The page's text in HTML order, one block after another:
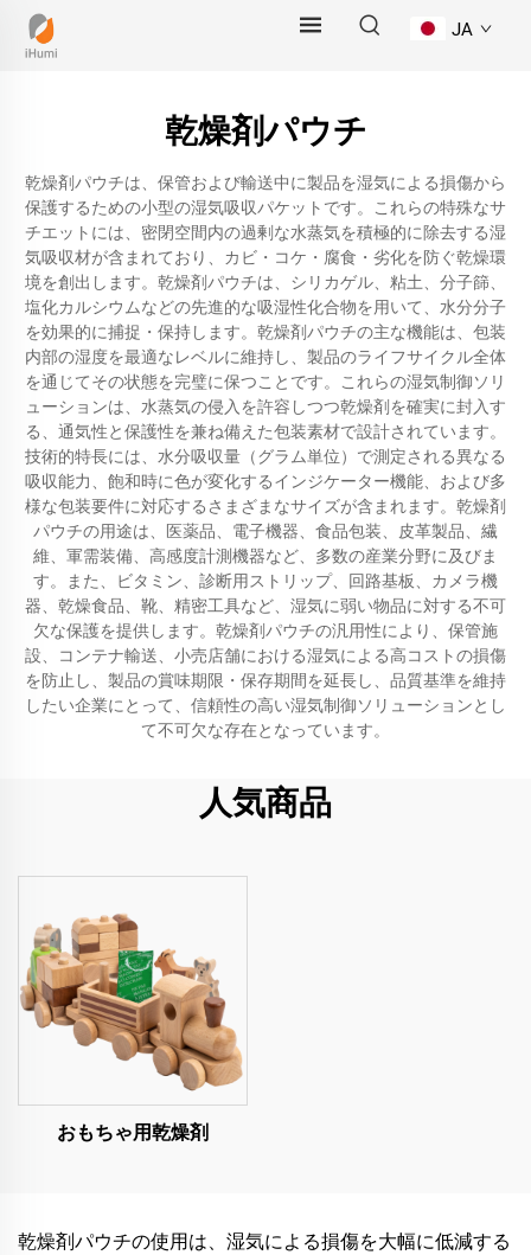
JA
乾燥剤パウチ
乾燥剤パウチは、保管および輸送中に製品を湿気による損傷から
保護するための小型の湿気吸収パケットです。これらの特殊なサ
チエットには、密閉空間内の過剰な水蒸気を積極的に除去する湿
気吸収材が含まれており、カビ・コケ・腐食・劣化を防ぐ乾燥環
境を創出します。乾燥剤パウチは、シリカゲル、粘土、分子篩、
塩化カルシウムなどの先進的な吸湿性化合物を用いて、水分分子
を効果的に捕捉・保持します。乾燥剤パウチの主な機能は、包装
内部の湿度を最適なレベルに維持し、製品のライフサイクル全体
を通じてその状態を完璧に保つことです。これらの湿気制御ソリ
ューションは、水蒸気の侵入を許容しつつ乾燥剤を確実に封入す
る、通気性と保護性を兼ね備えた包装素材で設計されています。
技術的特長には、水分吸収量（グラム単位）で測定される異なる
吸収能力、飽和時に色が変化するインジケーター機能、および多
様な包装要件に対応するさまざまなサイズが含まれます。乾燥剤
パウチの用途は、医薬品、電子機器、食品包装、皮革製品、繊
維、軍需装備、高感度計測機器など、多数の産業分野に及びま
す。また、ビタミン、診断用ストリップ、回路基板、カメラ機
器、乾燥食品、靴、精密工具など、湿気に弱い物品に対する不可
欠な保護を提供します。乾燥剤パウチの汎用性により、保管施
設、コンテナ輸送、小売店舗における湿気による高コストの損傷
を防止し、製品の賞味期限・保存期間を延長し、品質基準を維持
したい企業にとって、信頼性の高い湿気制御ソリューションとし
て不可欠な存在となっています。
人気商品
おもちゃ用乾燥剤
乾燥剤パウチの使用は、湿気による損傷を大幅に低減する